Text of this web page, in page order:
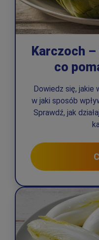
Karczoch –
co
Dowiedz się, jakie
w jaki sposób
Sprawdź, jak